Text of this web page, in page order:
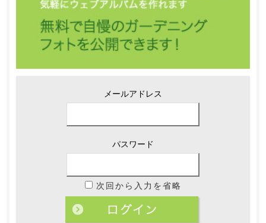
メールアドレス
パスワード
次回から入力を省略